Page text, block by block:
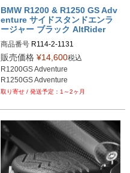
BMW R1200 & R1250 GS Adv
enture サイドスタンドエンラ
ージャー ブラック AltRider
商品番号 R114-2-1131
alt_R114-2-1131
販売価格 ¥14,600税込
R1200GS Adventure
R1250GS Adventure
1～2ヶ月